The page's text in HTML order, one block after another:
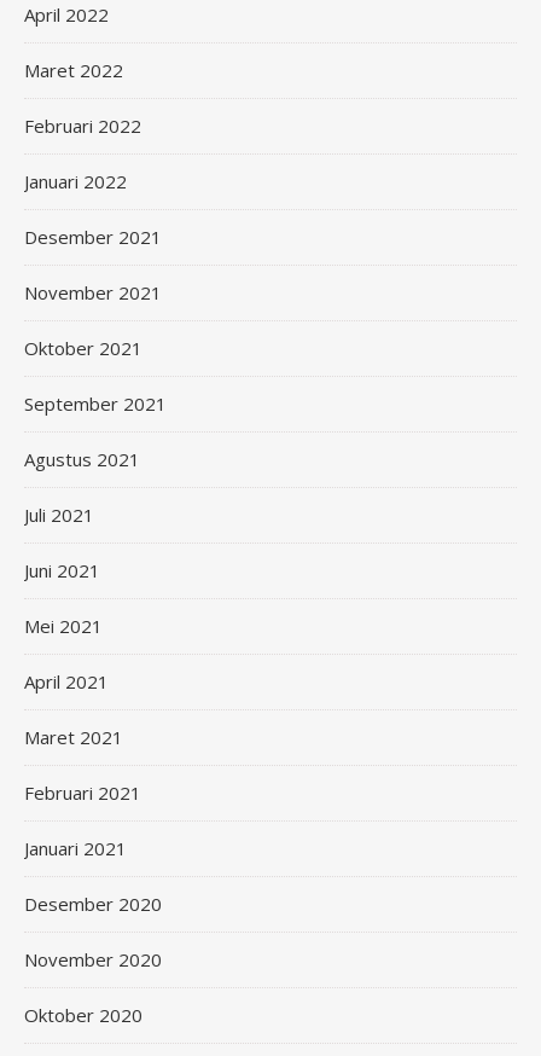
April 2022
Maret 2022
Februari 2022
Januari 2022
Desember 2021
November 2021
Oktober 2021
September 2021
Agustus 2021
Juli 2021
Juni 2021
Mei 2021
April 2021
Maret 2021
Februari 2021
Januari 2021
Desember 2020
November 2020
Oktober 2020